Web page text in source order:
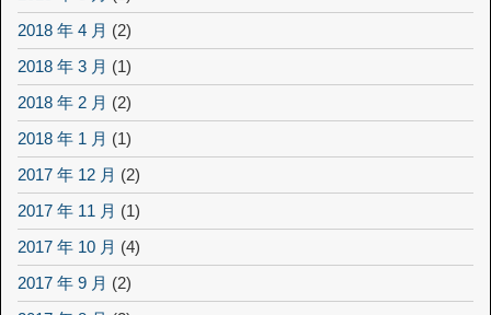
2018 年 4 月 (2)
2018 年 3 月 (1)
2018 年 2 月 (2)
2018 年 1 月 (1)
2017 年 12 月 (2)
2017 年 11 月 (1)
2017 年 10 月 (4)
2017 年 9 月 (2)